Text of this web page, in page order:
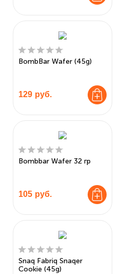
BombBar Wafer (45g)
129 руб.
Bombbar Wafer 32 гр
105 руб.
Snaq Fabriq Snaqer
Cookie (45g)